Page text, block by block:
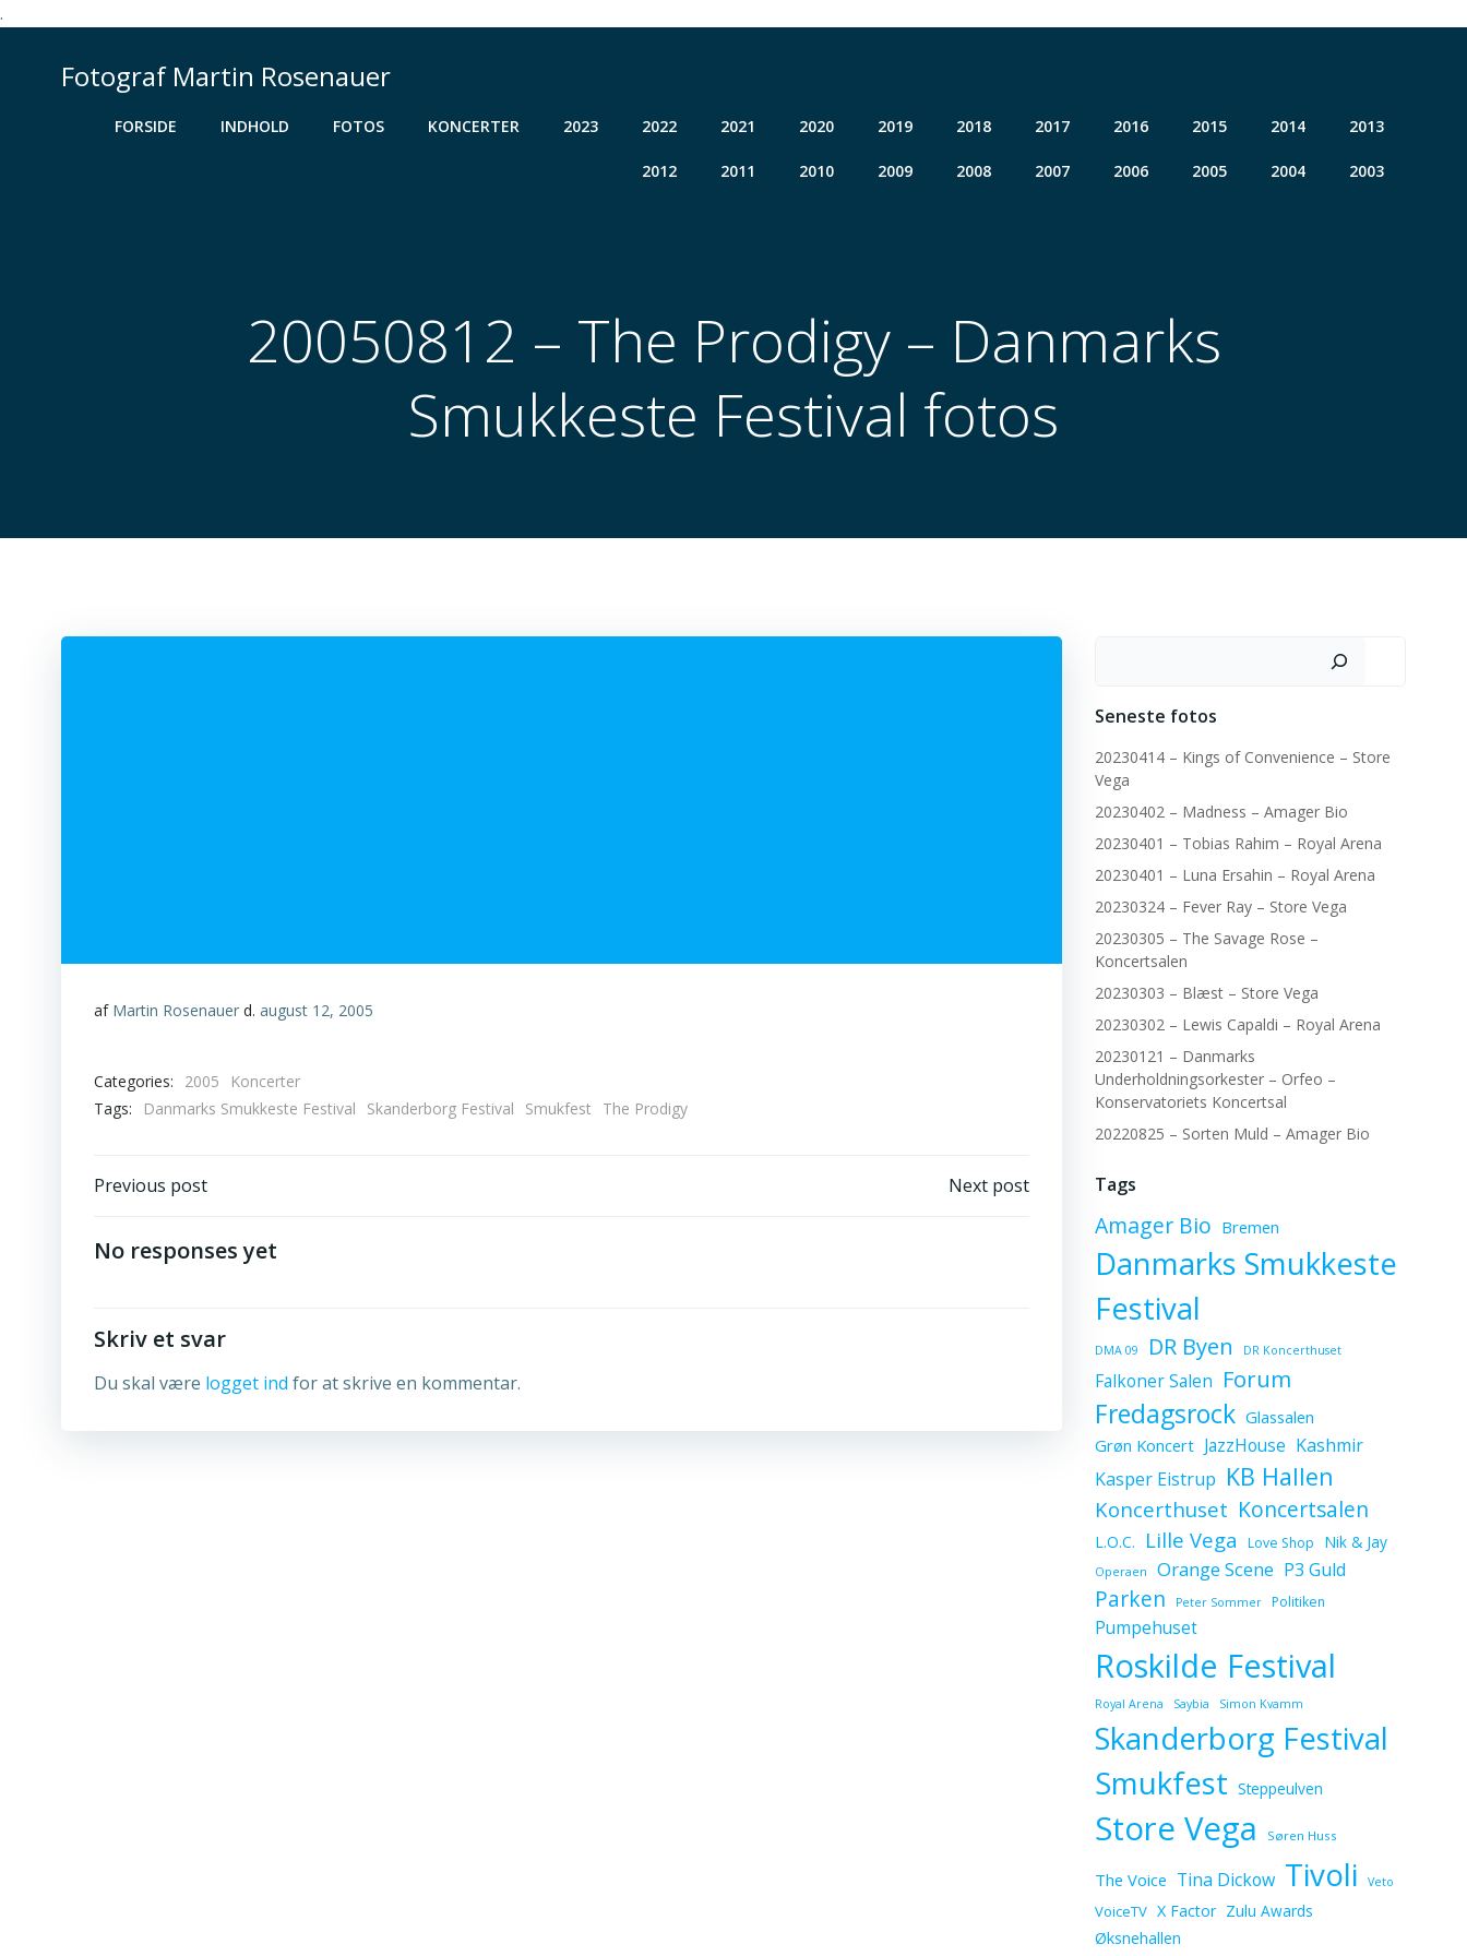
.
Fotograf Martin Rosenauer
FORSIDE INDHOLD FOTOS KONCERTER 2023 2022 2021 2020 2019 2018 2017 2016 2015 2014 2013
2012 2011 2010 2009 2008 2007 2006 2005 2004 2003
20050812 – The Prodigy – Danmarks
Smukkeste Festival fotos
af Martin Rosenauer d. august 12, 2005
Categories: 2005
Koncerter
Tags:
Danmarks Smukkeste Festival Skanderborg Festival Smukfest The Prodigy
Post
navigation
Previous post Next post
No responses yet
Skriv et svar
Du skal være logget ind for at skrive en kommentar.
Seneste fotos
20230414 – Kings of Convenience – Store
Vega
20230402 – Madness – Amager Bio
20230401 – Tobias Rahim – Royal Arena
20230401 – Luna Ersahin – Royal Arena
20230324 – Fever Ray – Store Vega
20230305 – The Savage Rose –
Koncertsalen
20230303 – Blæst – Store Vega
20230302 – Lewis Capaldi – Royal Arena
20230121 – Danmarks
Underholdningsorkester – Orfeo –
Konservatoriets Koncertsal
20220825 – Sorten Muld – Amager Bio
Tags
Amager Bio Bremen
Danmarks Smukkeste
Festival
DMA 09 DR Byen DR Koncerthuset
Falkoner Salen Forum
Fredagsrock Glassalen
Grøn Koncert JazzHouse Kashmir
Kasper Eistrup KB Hallen
Koncerthuset Koncertsalen
L.O.C. Lille Vega Love Shop Nik & Jay
Operaen Orange Scene P3 Guld
Parken Peter Sommer Politiken
Pumpehuset
Roskilde Festival
Royal Arena Saybia Simon Kvamm
Skanderborg Festival
Smukfest Steppeulven
Store Vega Søren Huss
The Voice Tina Dickow Tivoli Veto
VoiceTV X Factor Zulu Awards
Øksnehallen